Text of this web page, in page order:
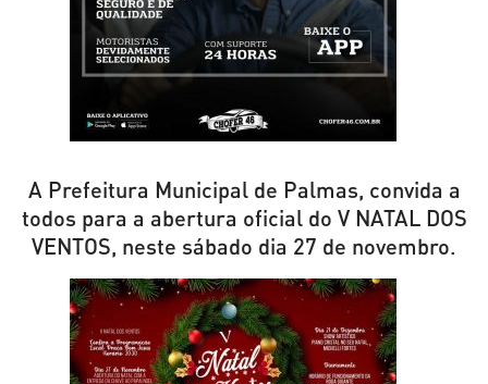
A Prefeitura Municipal de Palmas, convida a
todos para a abertura oficial do V NATAL DOS
VENTOS, neste sábado dia 27 de novembro.